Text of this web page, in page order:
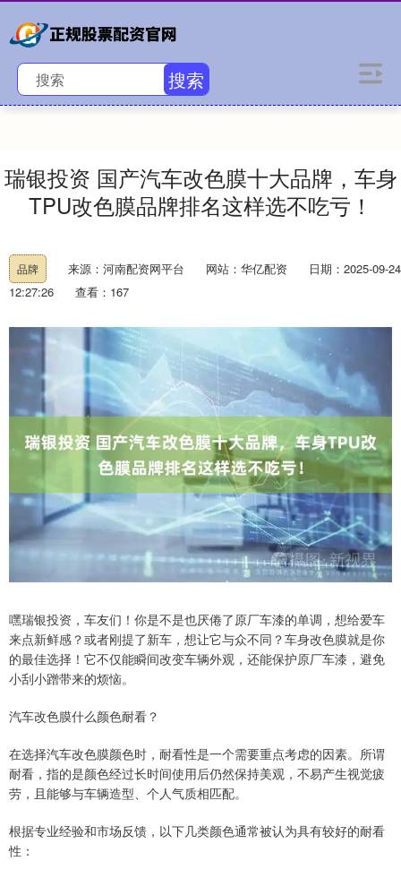
搜索
瑞银投资 国产汽车改色膜十大品牌，车身
TPU改色膜品牌排名这样选不吃亏！
品牌 来源：河南配资网平台 网站：华亿配资
日期：2025-09-24
12:27:26
查看：167
嘿瑞银投资，车友们！你是不是也厌倦了原厂车漆的单调，想给爱车
来点新鲜感？或者刚提了新车，想让它与众不同？车身改色膜就是你
的最佳选择！它不仅能瞬间改变车辆外观，还能保护原厂车漆，避免
小刮小蹭带来的烦恼。
汽车改色膜什么颜色耐看？
在选择汽车改色膜颜色时，耐看性是一个需要重点考虑的因素。所谓
耐看，指的是颜色经过长时间使用后仍然保持美观，不易产生视觉疲
劳，且能够与车辆造型、个人气质相匹配。
根据专业经验和市场反馈，以下几类颜色通常被认为具有较好的耐看
性：